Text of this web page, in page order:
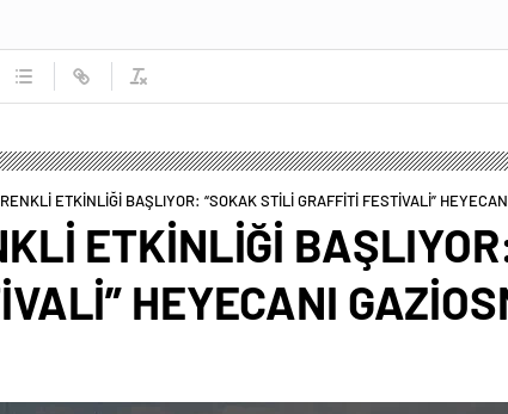
ETKİNLİĞİ BAŞLIYOR: “SOKAK STİLİ GRAFFİTİ FESTİVALİ”
ETKİNLİĞİ
HEYECANI